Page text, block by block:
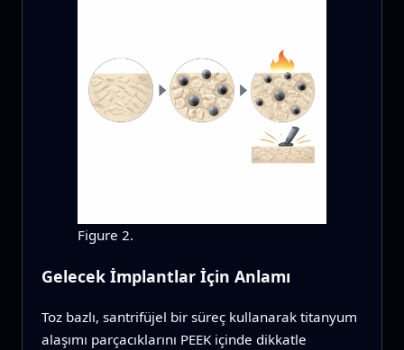
Figure 2.
Gelecek İmplantlar İçin Anlamı
Toz bazlı, santrifüjel bir süreç kullanarak titanyum
alaşımı parçacıklarını PEEK içinde dikkatle